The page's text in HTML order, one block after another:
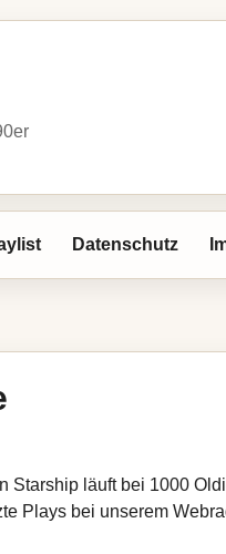
Datenschutz
Starship läuft bei 1000
Plays bei unserem